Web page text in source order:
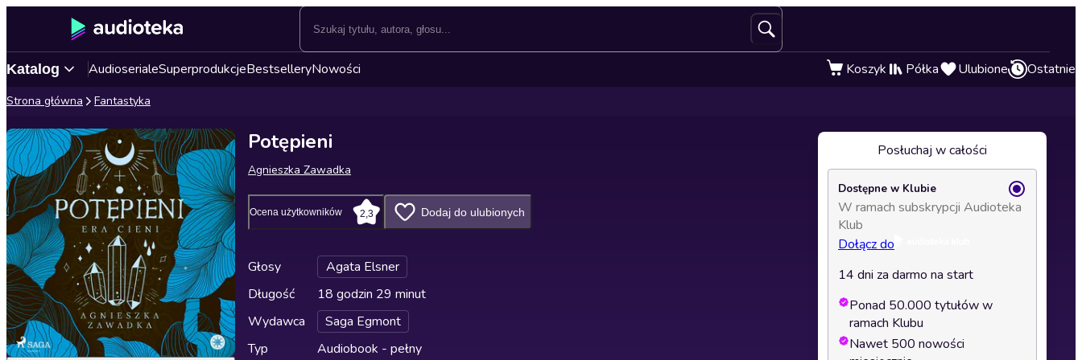
Katalog AudioserialeSuperprodukcjeBestselleryNowości Koszyk Półka Ulubione Ostatnie
Strona główna Fantastyka
Potępieni
Agnieszka Zawadka
Ocena użytkowników 2,3 Dodaj do ulubionych
Głosy
Agata Elsner
Długość
18 godzin 29 minut
Wydawca
Saga Egmont
Typ
Audiobook - pełny
Posłuchaj w całości
Dostępne w Klubie
W ramach subskrypcji Audioteka
Klub
Dołącz do
14 dni za darmo na start
Ponad 50.000 tytułów w
ramach Klubu
Nawet 500 nowości